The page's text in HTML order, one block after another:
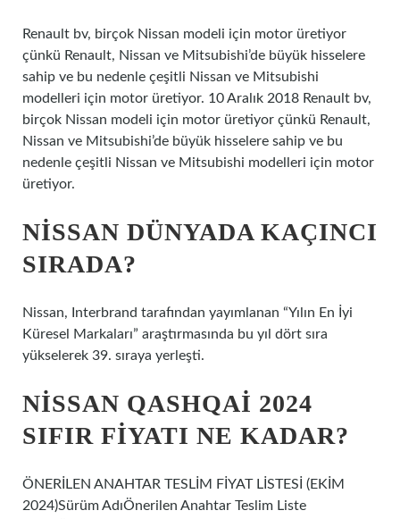
Renault bv, birçok Nissan modeli için motor üretiyor
çünkü Renault, Nissan ve Mitsubishi’de büyük hisselere
sahip ve bu nedenle çeşitli Nissan ve Mitsubishi
modelleri için motor üretiyor. 10 Aralık 2018 Renault bv,
birçok Nissan modeli için motor üretiyor çünkü Renault,
Nissan ve Mitsubishi’de büyük hisselere sahip ve bu
nedenle çeşitli Nissan ve Mitsubishi modelleri için motor
üretiyor.
NISSAN DÜNYADA KAÇINCI
SIRADA?
Nissan, Interbrand tarafından yayımlanan “Yılın En İyi
Küresel Markaları” araştırmasında bu yıl dört sıra
yükselerek 39. sıraya yerleşti.
NISSAN QASHQAI 2024
SIFIR FIYATI NE KADAR?
ÖNERİLEN ANAHTAR TESLİM FİYAT LİSTESİ (EKİM
2024)Sürüm AdıÖnerilen Anahtar Teslim Liste